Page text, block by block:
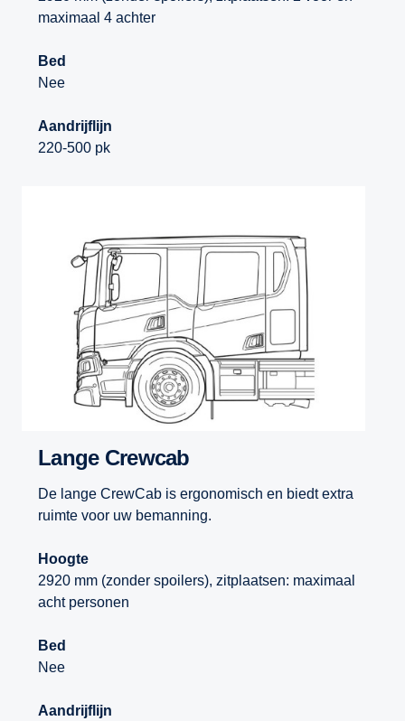
maximaal 4 achter
Bed
Nee
Aandrijflijn
220-500 pk
Lange Crewcab
De lange CrewCab is ergonomisch en biedt extra
ruimte voor uw bemanning.
Hoogte
2920 mm (zonder spoilers), zitplaatsen: maximaal
acht personen
Bed
Nee
Aandrijflijn